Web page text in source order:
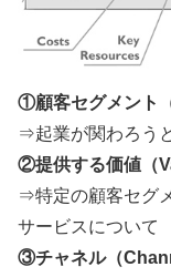
①顧客セグメント
⇒起業が関わろう
②提供する価値（
⇒特定の顧客セグ
サービスについて
③チャネル（